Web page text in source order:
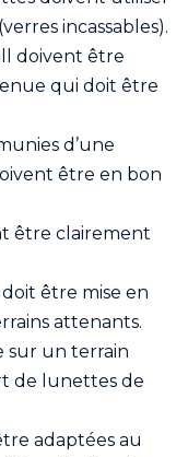
incassables).
doivent être
qui doit être
d’une
être en bon
être clairement
être mise en
attenants.
sur un terrain
de lunettes de
adaptées au